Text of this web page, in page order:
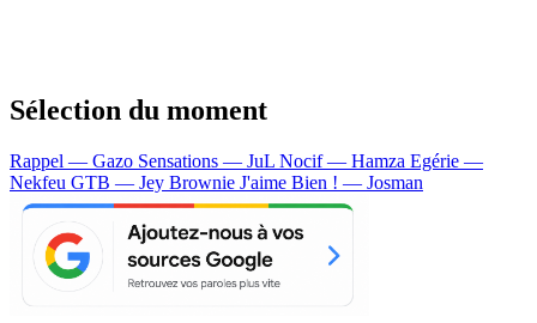
Sélection du moment
Rappel — Gazo Sensations — JuL Nocif — Hamza Egérie —
Nekfeu GTB — Jey Brownie J'aime Bien ! — Josman